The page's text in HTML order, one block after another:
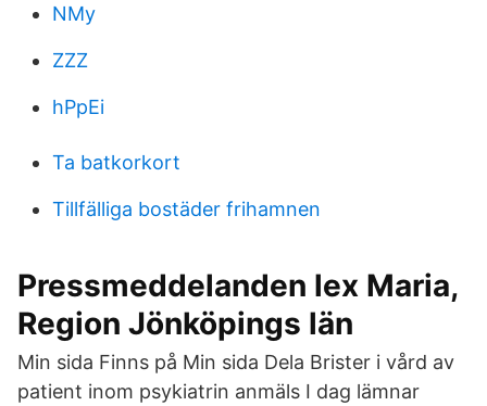
NMy
ZZZ
hPpEi
Ta batkorkort
Tillfälliga bostäder frihamnen
Pressmeddelanden lex Maria,
Region Jönköpings län
Min sida Finns på Min sida Dela Brister i vård av
patient inom psykiatrin anmäls I dag lämnar